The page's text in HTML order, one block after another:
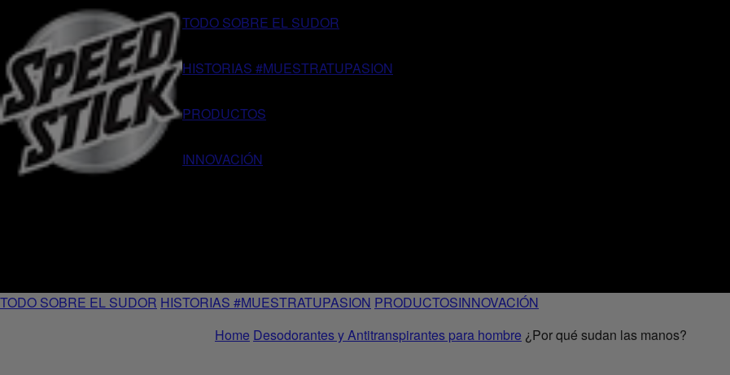
TODO SOBRE EL SUDOR
HISTORIAS #MUESTRATUPASION
PRODUCTOS
INNOVACIÓN
TODO SOBRE EL SUDOR HISTORIAS #MUESTRATUPASION PRODUCTOSINNOVACIÓN
Home Desodorantes y Antitranspirantes para hombre ¿Por qué sudan las manos?